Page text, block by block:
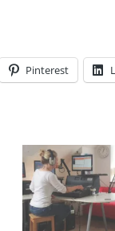
Pinterest